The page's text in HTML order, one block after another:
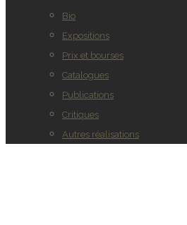
Bio
Expositions
Prix et bourses
Catalogues
Publications
Critiques
Autres réalisations